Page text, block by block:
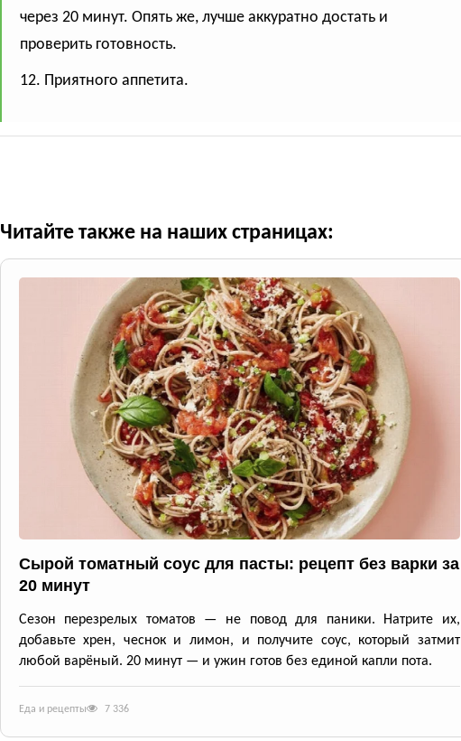
через 20 минут. Опять же, лучше аккуратно достать и
проверить готовность.
12. Приятного аппетита.
Читайте также на наших страницах:
Сырой томатный соус для пасты: рецепт без варки за
20 минут
Сезон перезрелых томатов — не повод для паники. Натрите их,
добавьте хрен, чеснок и лимон, и получите соус, который затмит
любой варёный. 20 минут — и ужин готов без единой капли пота.
Еда и рецепты 7 336